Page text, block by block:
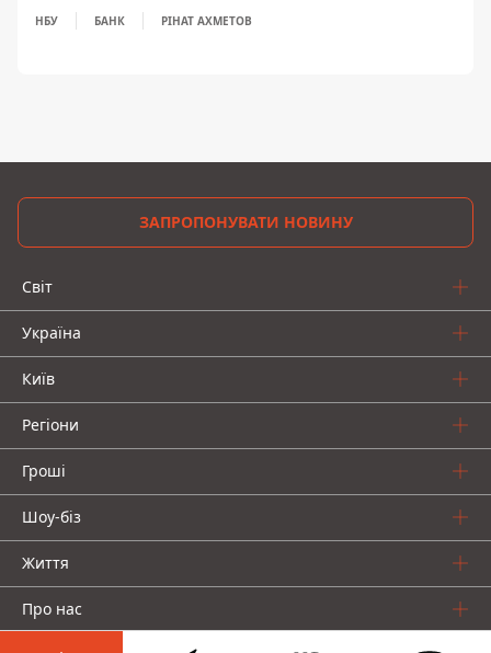
НБУ БАНК РІНАТ АХМЕТОВ
ЗАПРОПОНУВАТИ НОВИНУ
Світ
Україна
Київ
Регіони
Гроші
Шоу-біз
Життя
Про нас